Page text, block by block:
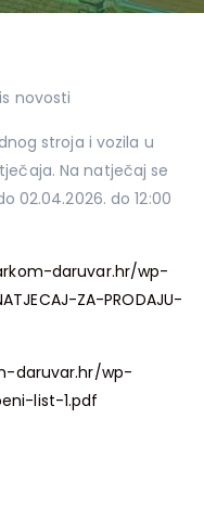
novosti
stroja i vozila u
Na natječaj se
02.04.2026. do 12:00
daruvar.hr/wp-
ZA-PRODAJU-
daruvar.hr/wp-
list-1.pdf